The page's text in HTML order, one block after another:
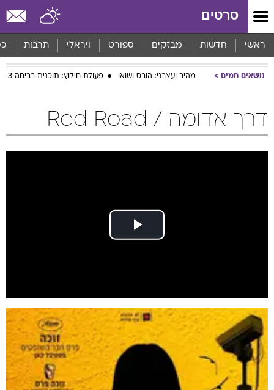
סרטים
ראשי חדשות מבזקים ספורט ויראלי תרבות
נושאים חמים מהיר ועצבני: הובס ושואו פעולת חילוץ: תוכנית בריחה 3
דרך אדומה / Red Road